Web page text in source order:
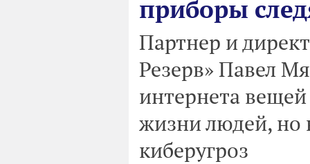
приборы
Партнер и
Резерв» Павел
интернета
жизни людей, но
киберугроз